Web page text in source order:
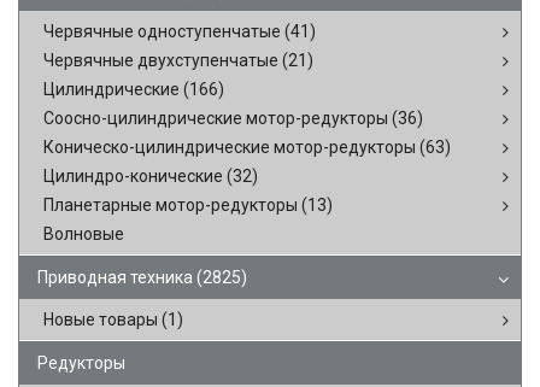
Червячные одноступенчатые (41)
Червячные двухступенчатые (21)
Цилиндрические (166)
Соосно-цилиндрические мотор-редукторы (36)
Коническо-цилиндрические мотор-редукторы (63)
Цилиндро-конические (32)
Планетарные мотор-редукторы (13)
Волновые
Приводная техника (2825)
Новые товары (1)
Редукторы